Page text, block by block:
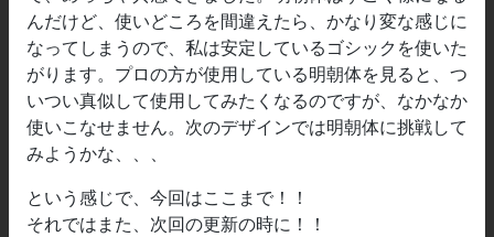
んだけど、使いどころを間違えたら、かなり変な感じに
なってしまうので、私は安定しているゴシックを使いた
がります。プロの方が使用している明朝体を見ると、つ
いつい真似して使用してみたくなるのですが、なかなか
使いこなせません。次のデザインでは明朝体に挑戦して
みようかな、、、
という感じで、今回はここまで！！
それではまた、次回の更新の時に！！